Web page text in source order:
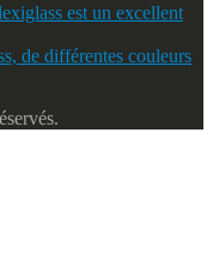
est un excellent
de différentes couleurs